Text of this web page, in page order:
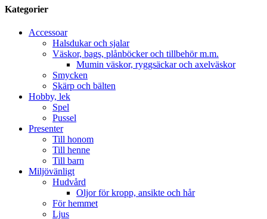
Kategorier
Accessoar
Halsdukar och sjalar
Väskor, bags, plånböcker och tillbehör m.m.
Mumin väskor, ryggsäckar och axelväskor
Smycken
Skärp och bälten
Hobby, lek
Spel
Pussel
Presenter
Till honom
Till henne
Till barn
Miljövänligt
Hudvård
Oljor för kropp, ansikte och hår
För hemmet
Ljus